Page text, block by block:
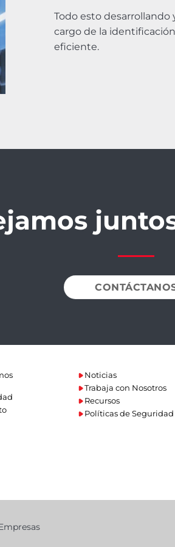
Todo esto
cargo de la
eficiente.
Noticias
Trabaja con Nosotros
Recursos
Políticas de